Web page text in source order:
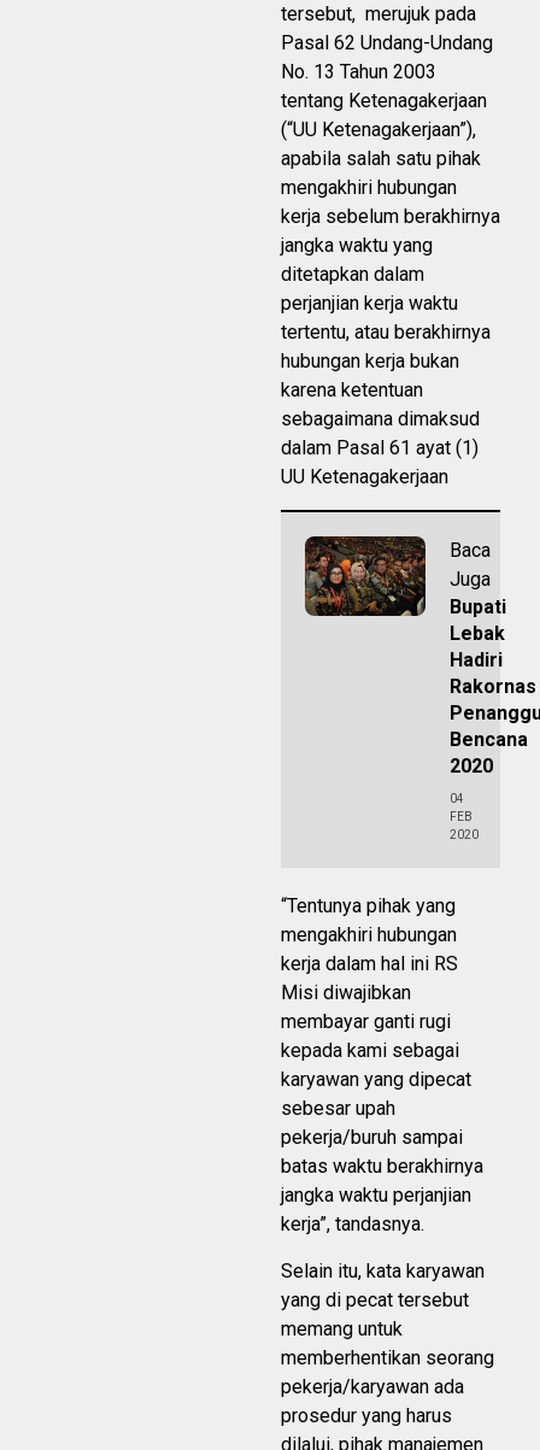
tersebut, merujuk pada
Pasal 62 Undang-Undang
No. 13 Tahun 2003
tentang Ketenagakerjaan
(“UU Ketenagakerjaan”),
apabila salah satu pihak
mengakhiri hubungan
kerja sebelum berakhirnya
jangka waktu yang
ditetapkan dalam
perjanjian kerja waktu
tertentu, atau berakhirnya
hubungan kerja bukan
karena ketentuan
sebagaimana dimaksud
dalam Pasal 61 ayat (1)
UU Ketenagakerjaan
Baca
Juga
Bupati
Lebak
Hadiri
Rakornas
Bencana
2020
04
FEB
2020
“Tentunya pihak yang
mengakhiri hubungan
kerja dalam hal ini RS
Misi diwajibkan
membayar ganti rugi
kepada kami sebagai
karyawan yang dipecat
sebesar upah
pekerja/buruh sampai
batas waktu berakhirnya
jangka waktu perjanjian
kerja”, tandasnya.
Selain itu, kata karyawan
yang di pecat tersebut
memang untuk
memberhentikan seorang
pekerja/karyawan ada
prosedur yang harus
dilalui, pihak manajemen